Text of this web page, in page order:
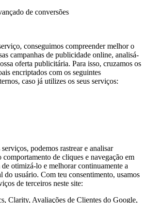
de conversões
conseguimos compreender melhor o
campanhas de publicidade online, analisá-
oferta publicitária. Para isso, cruzamos os
encriptados com os seguintes
caso já utilizes os seus serviços:
podemos rastrear e analisar
comportamento de cliques e navegação em
otimizá-lo e melhorar continuamente a
do usuário. Com teu consentimento, usamos
de terceiros neste site:
Clarity, Avaliações de Clientes do Google,